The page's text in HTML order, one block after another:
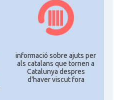
informació sobre ajuts per
als catalans que tornen a
Catalunya despres
d'haver viscut fora